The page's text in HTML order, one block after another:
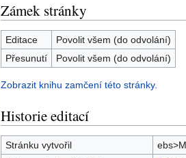
Zámek stránky
Editace
Povolit všem (do odvolání)
Přesunutí
Povolit všem (do odvolání)
Zobrazit knihu zamčení této stránky.
Historie editací
Stránku vytvořil